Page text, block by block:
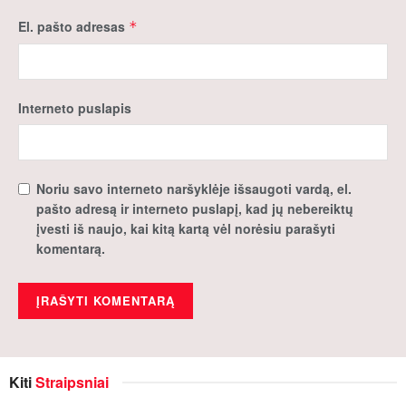
El. pašto adresas *
Interneto puslapis
Noriu savo interneto naršyklėje išsaugoti vardą, el.
pašto adresą ir interneto puslapį, kad jų nebereiktų
įvesti iš naujo, kai kitą kartą vėl norėsiu parašyti
komentarą.
KitiStraipsniai